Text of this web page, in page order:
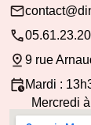
9 rue
Mardi :
Mercredi